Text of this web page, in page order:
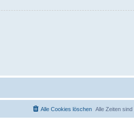
Alle Zeiten sind
Alle Cookies löschen